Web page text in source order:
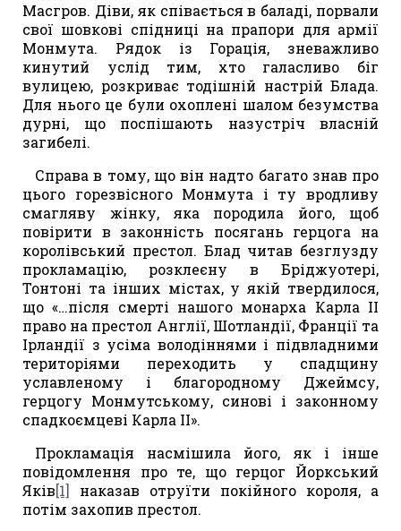
Масгров. Діви, як співається в баладі, порвали
свої шовкові спідниці на прапори для армії
Монмута. Рядок із Горація, зневажливо
кинутий услід тим, хто галасливо біг
вулицею, розкриває тодішній настрій Блада.
Для нього це були охоплені шалом безумства
дурні, що поспішають назустріч власній
загибелі.
Справа в тому, що він надто багато знав про
цього горезвісного Монмута і ту вродливу
смагляву жінку, яка породила його, щоб
повірити в законність посягань герцога на
королівський престол. Блад читав безглузду
прокламацію, розклеєну в Бріджуотері,
Тонтоні та інших містах, у якій твердилося,
що «…після смерті нашого монарха Карла II
право на престол Англії, Шотландії, Франції та
Ірландії з усіма володіннями і підвладними
територіями переходить у спадщину
уславленому і благородному Джеймсу,
герцогу Монмутському, синові і законному
спадкоємцеві Карла II».
Прокламація насмішила його, як і інше
повідомлення про те, що герцог Йоркський
Яків[1]
наказав отруїти покійного короля, а
потім захопив престол.